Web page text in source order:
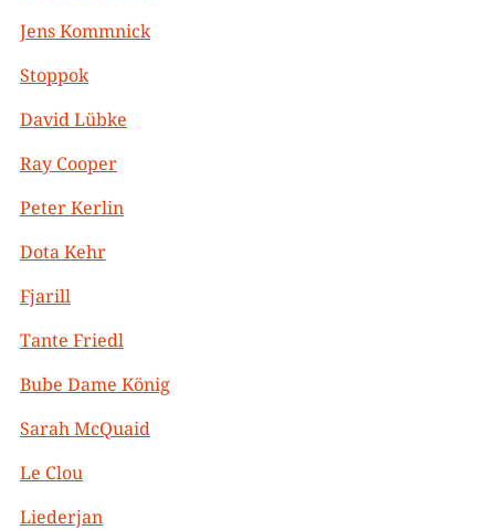
Jens Kommnick
Stoppok
David Lübke
Ray Cooper
Peter Kerlin
Dota Kehr
Fjarill
Tante Friedl
Bube Dame König
Sarah McQuaid
Le Clou
Liederjan